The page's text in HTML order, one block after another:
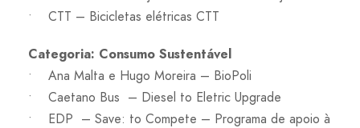
• CTT – Bicicletas elétricas CTT
Categoria: Consumo Sustentável
• Ana Malta e Hugo Moreira – BioPoli
• Caetano Bus – Diesel to Eletric Upgrade
• EDP – Save: to Compete – Programa de apoio à